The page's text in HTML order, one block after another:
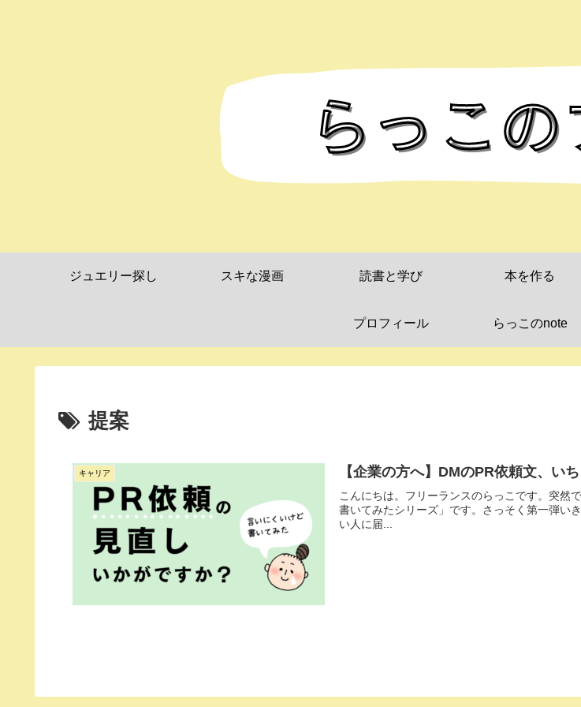
ジュエリー探し スキな漫画 読書と学び 本を作る
プロフィール らっこのnote
提案
キャリア 【企業の方へ】DMのPR依頼文、い
こんにちは。フリーランスのらっこです。突然
書いてみたシリーズ」です。さっそく第一弾い
い人に届...